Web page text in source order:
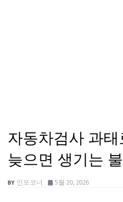
자동차검사 과
늦으면 생기는
인포코너 5월 20, 2026